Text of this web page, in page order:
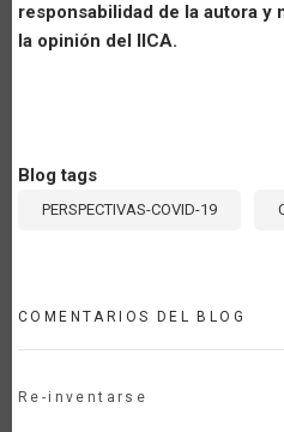
responsabilidad de la autora y
la opinión del IICA.
Blog tags
PERSPECTIVAS-COVID-19
COMENTARIOS DEL BLOG
Re-inventarse